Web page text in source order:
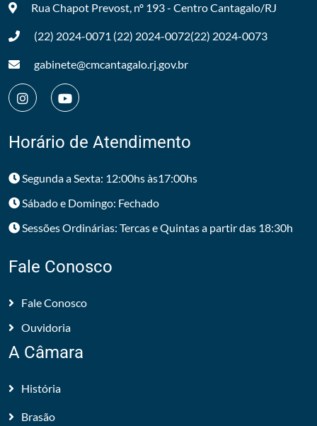
Rua Chapot Prevost, nº 193 - CentroCantagalo/RJ
(22) 2024-0071 (22) 2024-0072(22) 2024-0073
gabinete@cmcantagalo.rj.gov.br
Horário de Atendimento
Segunda a Sexta: 12:00hs às17:00hs
Sábado e Domingo: Fechado
Sessões Ordinárias: Tercas e Quintas a partir das 18:30h
Fale Conosco
Fale Conosco
Ouvidoria
A Câmara
História
Brasão